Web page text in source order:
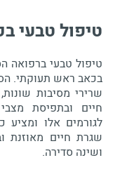
טיפול טבעי
טיפול טבעי ברפואה
בכאב ראש תעוקתי.
שרירי מסיבות
חיים ובתפיסת
לגורמים אלו ומציע
שגרת חיים מאוזנת
ושינה סדירה.